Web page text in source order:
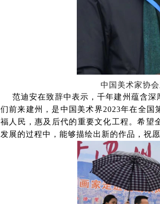
中国美术家协
范迪安在致辞中表示，千年建州蕴含
们前来建州，是中国美术界2023年在全
福人民，惠及后代的重要文化工程。希望
发展的过程中，能够描绘出新的作品，祝